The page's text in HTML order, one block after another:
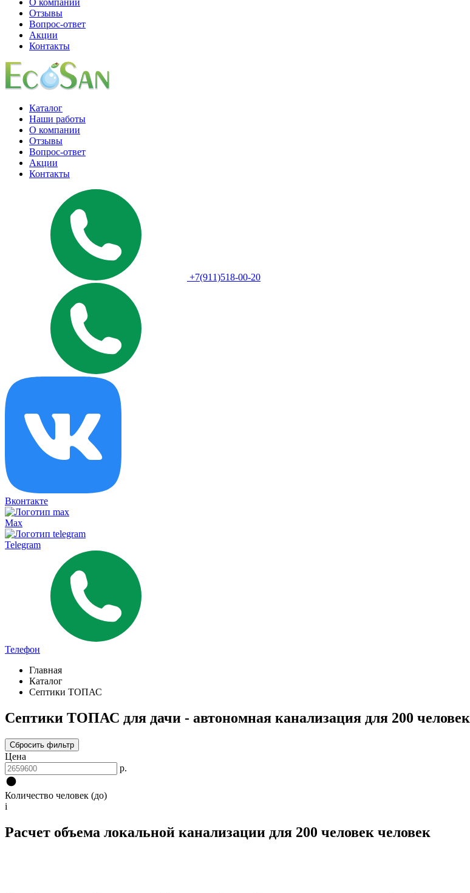
О компании
Отзывы
Вопрос-ответ
Акции
Контакты
Каталог
Наши работы
О компании
Отзывы
Вопрос-ответ
Акции
Контакты
+7(911)518-00-20
Вконтакте
Max
Telegram
Телефон
Главная
Каталог
Септики ТОПАС
Септики ТОПАС для дачи - автономная канализация для 200 человек
Сбросить фильтр
Цена
р.
Количество человек (до)
i
Расчет объема локальной канализации для 200 человек человек